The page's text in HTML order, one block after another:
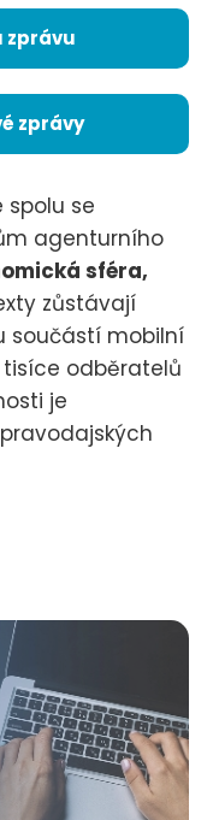
zprávu
zprávy
spolu se
agenturního
sféra,
zůstávají
součástí mobilní
tisíce odběratelů
je